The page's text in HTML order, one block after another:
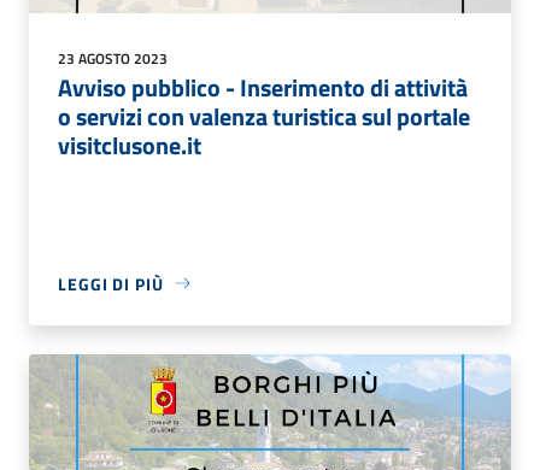
23 AGOSTO 2023
Avviso pubblico - Inserimento di attività
o servizi con valenza turistica sul portale
visitclusone.it
LEGGI DI PIÙ